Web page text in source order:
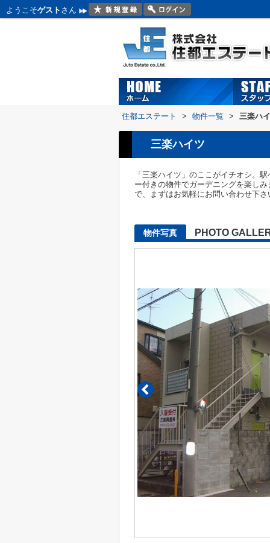
ようこそゲスト さん
住都エステート > 物件一覧 > 三楽ハ
三楽ハイツ
「三楽ハイツ」のここがイチオシ。
ー付きの物件でガーデニングを楽し
で、まずはお気軽にお問い合わせ下さ
物件写真 PHOTO